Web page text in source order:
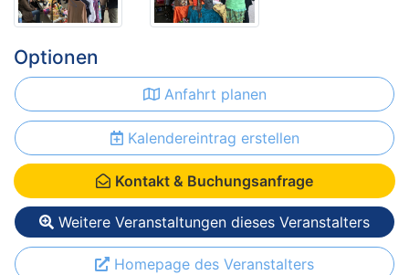
Optionen
Anfahrt planen
Kalendereintrag erstellen
Kontakt & Buchungsanfrage
Weitere Veranstaltungen dieses Veranstalters
Homepage des Veranstalters